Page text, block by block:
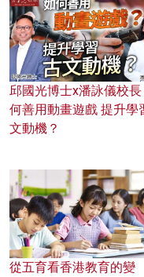
邱國光博士x潘詠儀校長
何善用動畫遊戲 提升學
文動機？
從五育看香港教育的變